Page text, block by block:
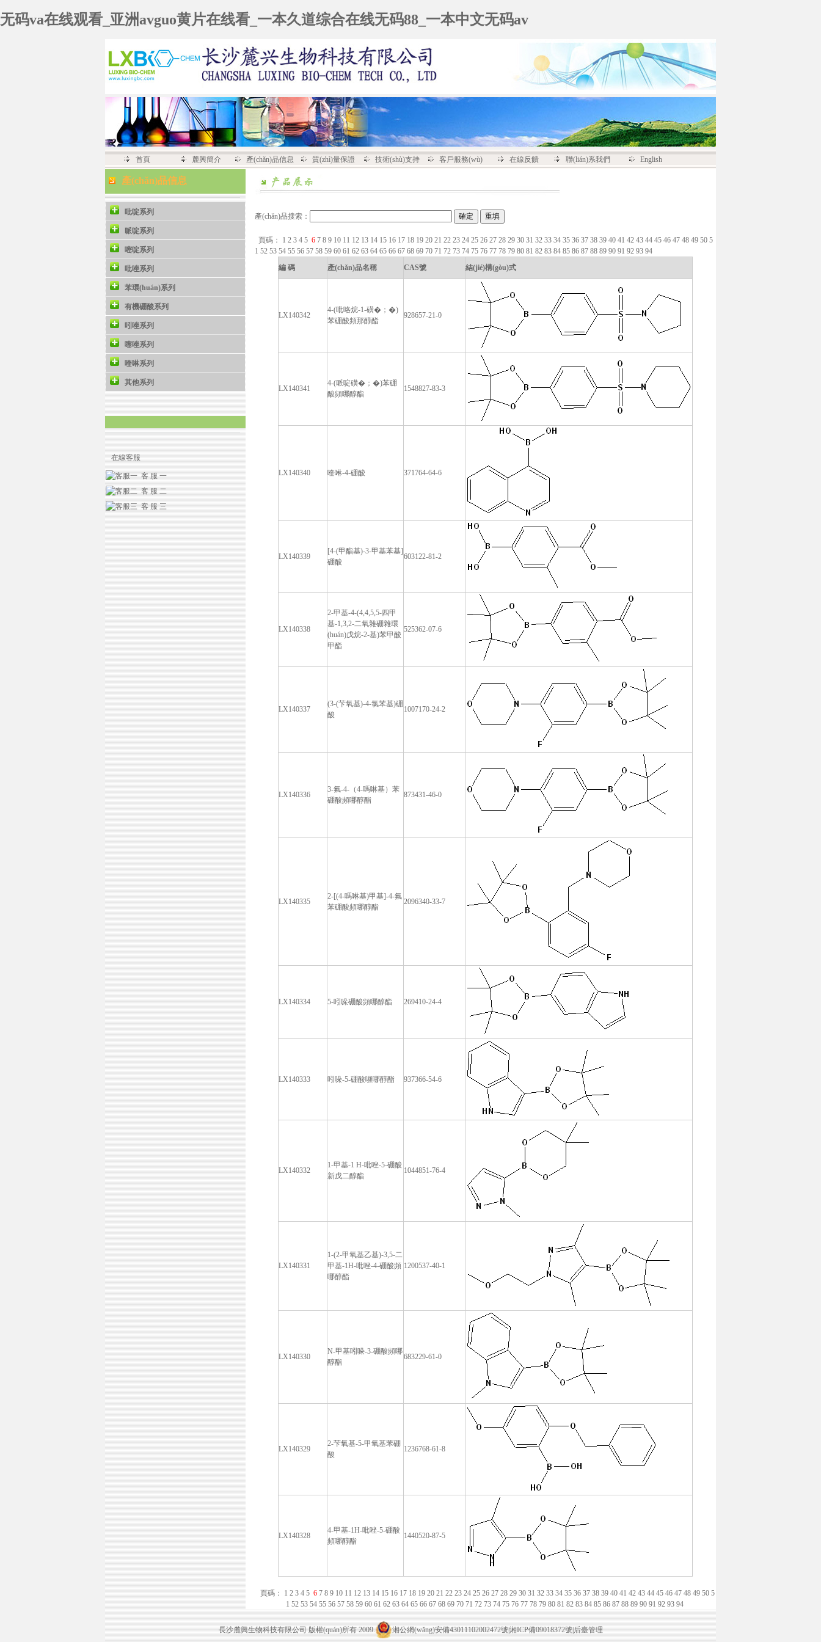
无码va在线观看_亚洲avguo黄片在线看_一本久道综合在线无码88_一本中文无码av
首頁 麓興簡介 產(chǎn)品信息 質(zhì)量保證 技術(shù)支持 客戶服務(wù) 在線反饋 聯(lián)系我們 English
產(chǎn)品信息
吡啶系列
哌啶系列
嘧啶系列
吡唑系列
苯環(huán)系列
有機硼酸系列
吲唑系列
噻唑系列
喹啉系列
其他系列
在線客服
客 服 一
客 服 二
客 服 三
產(chǎn)品搜索：
頁碼： 1 2 3 4 5 6 7 8 9 10 11 12 13 14 15 16 17 18 19 20 21 22 23 24 25 26 27 28 29 30 31 32 33 34 35 36 37 38 39 40 41 42 43 44 45 46 47 48 49 50 5
1 52 53 54 55 56 57 58 59 60 61 62 63 64 65 66 67 68 69 70 71 72 73 74 75 76 77 78 79 80 81 82 83 84 85 86 87 88 89 90 91 92 93 94
編 碼
產(chǎn)品名稱 CAS號 結(jié)構(gòu)式
LX140342
4-(吡咯烷-1-磺�；�)
苯硼酸頻那醇酯
928657-21-0
LX140341
4-(哌啶磺�；�)苯硼
酸頻哪醇酯
1548827-83-3
LX140340 喹啉-4-硼酸 371764-64-6
LX140339
[4-(甲酯基)-3-甲基苯基]
硼酸
603122-81-2
LX140338
2-甲基-4-(4,4,5,5-四甲
基-1,3,2-二氧雜硼雜環
(huán)戊烷-2-基)苯甲酸
甲酯
525362-07-6
LX140337
(3-(芐氧基)-4-氯苯基)硼
酸
1007170-24-2
LX140336
3-氟-4-（4-嗎啉基）苯
硼酸頻哪醇酯
873431-46-0
LX140335
2-[(4-嗎啉基)甲基]-4-氟
苯硼酸頻哪醇酯
2096340-33-7
LX140334 5-吲哚硼酸頻哪醇酯 269410-24-4
LX140333 吲哚-5-硼酸嚬哪醇酯 937366-54-6
LX140332
1-甲基-1 H-吡唑-5-硼酸
新戊二醇酯
1044851-76-4
LX140331
1-(2-甲氧基乙基)-3,5-二
甲基-1H-吡唑-4-硼酸頻
哪醇酯
1200537-40-1
LX140330
N-甲基吲哚-3-硼酸頻哪
醇酯
683229-61-0
LX140329
2-芐氧基-5-甲氧基苯硼
酸
1236768-61-8
LX140328
4-甲基-1H-吡唑-5-硼酸
頻哪醇酯
1440520-87-5
頁碼： 1 2 3 4 5 6 7 8 9 10 11 12 13 14 15 16 17 18 19 20 21 22 23 24 25 26 27 28 29 30 31 32 33 34 35 36 37 38 39 40 41 42 43 44 45 46 47 48 49 50 5
1 52 53 54 55 56 57 58 59 60 61 62 63 64 65 66 67 68 69 70 71 72 73 74 75 76 77 78 79 80 81 82 83 84 85 86 87 88 89 90 91 92 93 94
長沙麓興生物科技有限公司 版權(quán)所有 2009. 湘公網(wǎng)安備43011102002472號|湘ICP備09018372號|后臺管理